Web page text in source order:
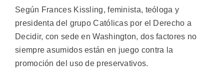
Según Frances Kissling, feminista, teóloga y
presidenta del grupo Católicas por el Derecho a
Decidir, con sede en Washington, dos factores no
siempre asumidos están en juego contra la
promoción del uso de preservativos.